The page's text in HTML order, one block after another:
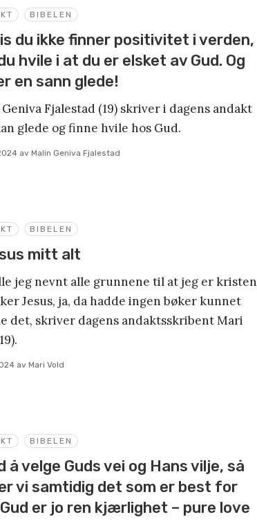
BIBELEN
du ikke finner positivitet i verden,
hvile i at du er elsket av Gud. Og
en sann glede!
Fjalestad (19) skriver i dagens andakt
glede og finne hvile hos Gud.
av Malin Geniva Fjalestad
BIBELEN
mitt alt
jeg nevnt alle grunnene til at jeg er kristen
Jesus, ja, da hadde ingen bøker kunnet
det, skriver dagens andaktsskribent Mari
av Mari Vold
BIBELEN
å velge Guds vei og Hans vilje, så
vi samtidig det som er best for
er jo ren kjærlighet – pure love